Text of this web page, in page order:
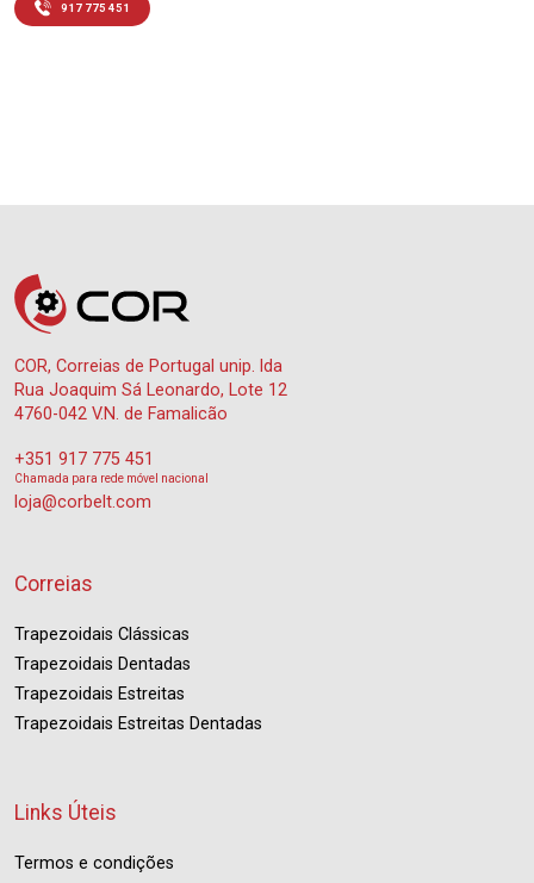
917 775 451
COR, Correias de Portugal unip. lda
Rua Joaquim Sá Leonardo, Lote 12
4760-042 V.N. de Famalicão
+351 917 775 451
Chamada para rede móvel nacional
loja@corbelt.com
Correias
Trapezoidais Clássicas
Trapezoidais Dentadas
Trapezoidais Estreitas
Trapezoidais Estreitas Dentadas
Links Úteis
Termos e condições